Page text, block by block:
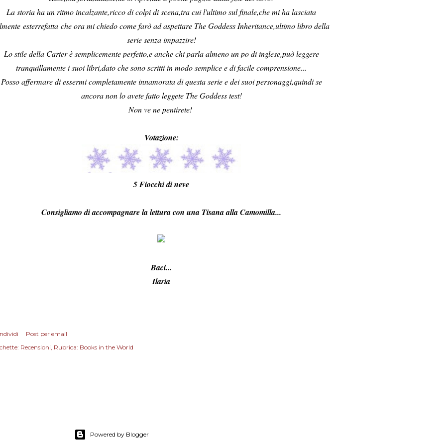
La storia ha un ritmo incalzante,ricco di colpi di scena,tra cui l'ultimo sul finale,che mi ha lasciata
esterrefatta che ora mi chiedo come farò ad aspettare The Goddess Inheritance,ultimo libro della
serie senza impazzire!
Lo stile della Carter è semplicemente perfetto,e anche chi parla almeno un po di inglese,può leggere
tranquillamente i suoi libri,dato che sono scritti in modo semplice e di facile comprensione...
Posso affermare di essermi completamente innamorata di questa serie e dei suoi personaggi,quindi se
ancora non lo avete fatto leggete The Goddess test!
Non ve ne pentirete!
Votazione:
5 Fiocchi di neve
Consigliamo di accompagnare la lettura con una Tisana alla Camomilla...
Baci...
Ilaria
Post per email
Recensioni Rubrica: Books in the World
Powered by Blogger